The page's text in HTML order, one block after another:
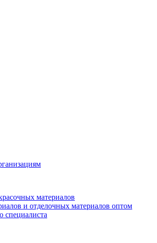
материалов
и отделочных материалов оптом
специалиста